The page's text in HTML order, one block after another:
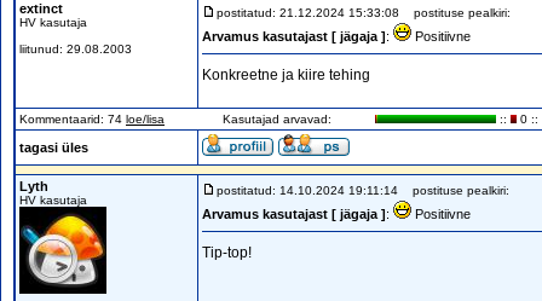
extinct
HV kasutaja
liitunud: 29.08.2003
postitatud: 21.12.2024 15:33:08 postituse pealkiri:
Arvamus kasutajast [ jägaja ]: Positiivne
Konkreetne ja kiire tehing
Kommentaarid: 74 loe/lisa Kasutajad arvavad: :: 0 ::
tagasi üles
Lyth
HV kasutaja
postitatud: 14.10.2024 19:11:14 postituse pealkiri:
Arvamus kasutajast [ jägaja ]: Positiivne
Tip-top!